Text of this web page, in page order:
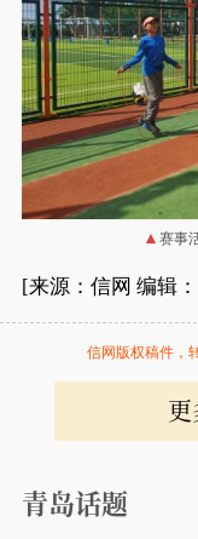
赛事
[来源：信网 编辑
信网版权稿件，
青岛话题